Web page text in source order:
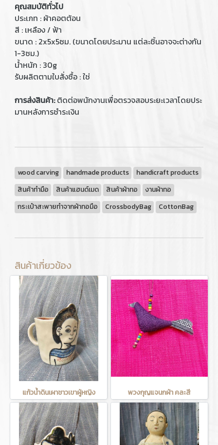
คุณสมบัติทั่วไป
ประเภท : ผ้าคอตต้อน
สี : เหลือง / ฟ้า
ขนาด : 2x5x5ซม. (ขนาดโดยประมาน แต่ละชิ้นอาจจะต่างกัน
1-3ซม.)
น้ำหนัก : 30g
รับผลิตตามใบสั่งซื้อ : ใช่
การส่งสินค้า:ติดต่อพนักงานเพื่อตรวจสอบระยะเวลาโดยประ
มานหลังการชำระเงิน
wood carving handmade products
handicraft products
สินค้าทำมือ
สินค้าแฮนด์เมด สินค้าผ้าทอ
งานผ้าทอ
กระเป๋าสะพายทำจากผ้าทอมือ
CrossbodyBag CottonBag
สินค้าเกี่ยวข้อง
แก้วน้ำดินเผาชาวเขาผู้หญิง พวงกุญแจนกผ้า คละสี